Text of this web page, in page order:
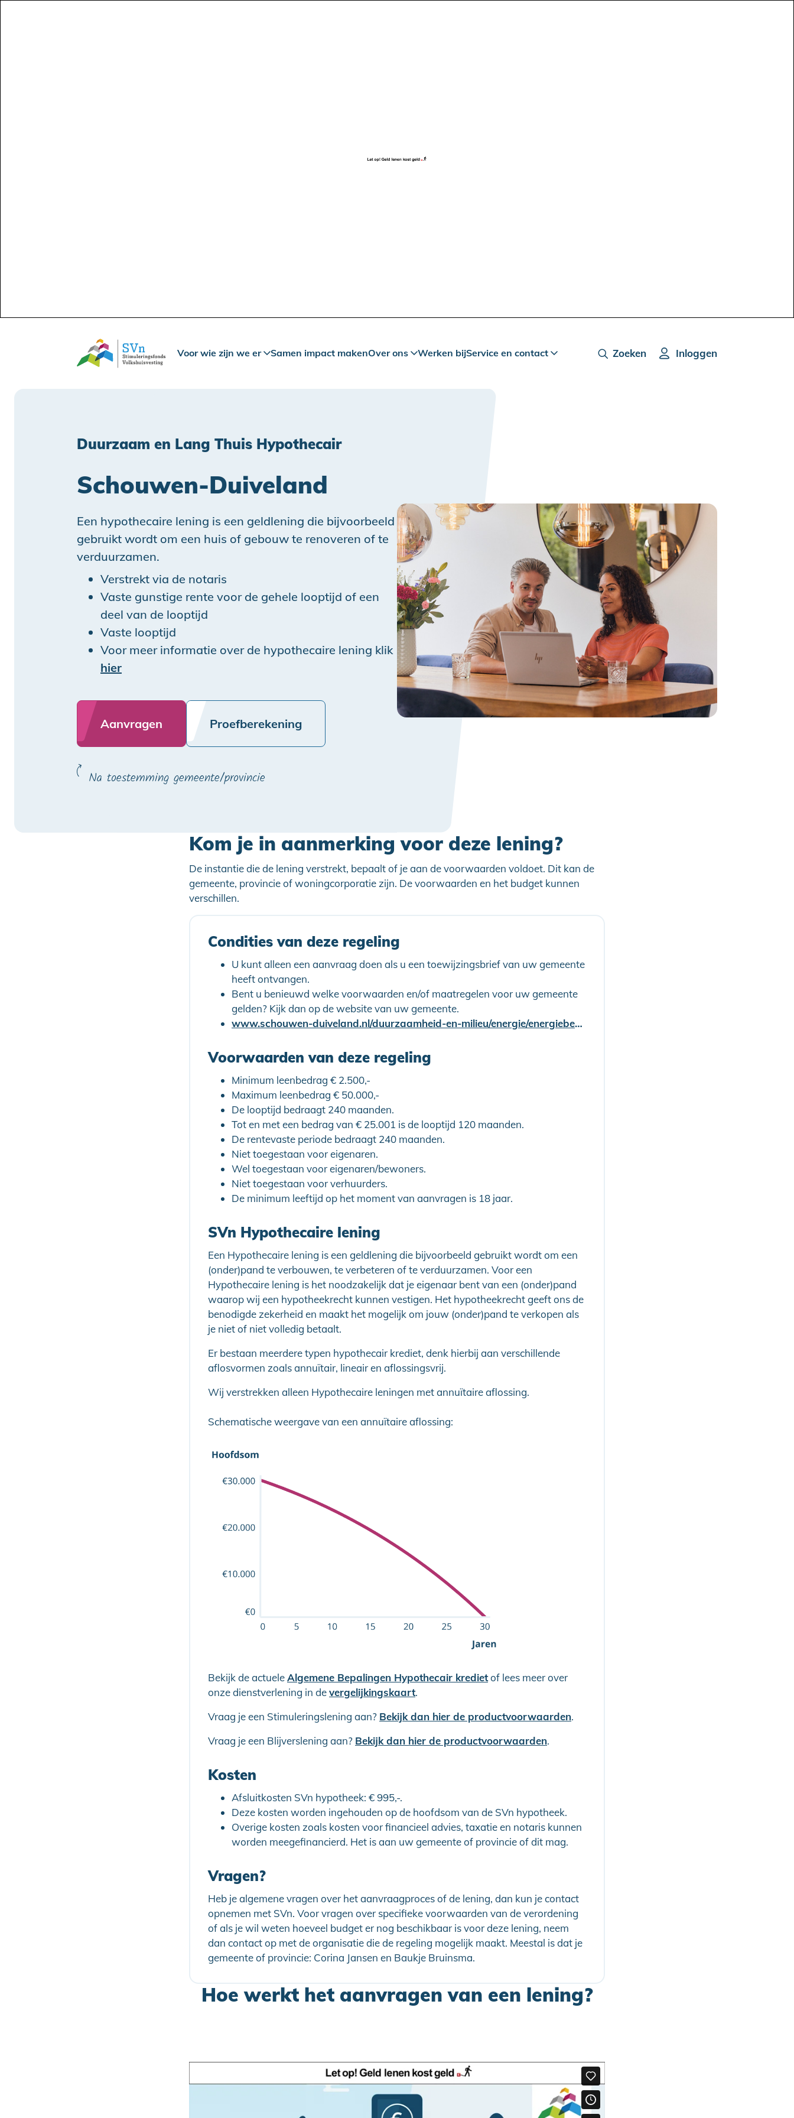
Voor wie zijn we er Samen impact makenOver ons Werken bijService en contact Zoeken Inloggen
Duurzaam en Lang Thuis Hypothecair
Schouwen-Duiveland
Een hypothecaire lening is een geldlening die bijvoorbeeld
gebruikt wordt om een huis of gebouw te renoveren of te
verduurzamen.
Verstrekt via de notaris
Vaste gunstige rente voor de gehele looptijd of een
deel van de looptijd
Vaste looptijd
Voor meer informatie over de hypothecaire lening klik
hier
Aanvragen Proefberekening
Na toestemming gemeente/provincie
Kom je in aanmerking voor deze lening?
De instantie die de lening verstrekt, bepaalt of je aan de voorwaarden voldoet. Dit kan de
gemeente, provincie of woningcorporatie zijn. De voorwaarden en het budget kunnen
verschillen.
Condities van deze regeling
U kunt alleen een aanvraag doen als u een toewijzingsbrief van uw gemeente
heeft ontvangen.
Bent u benieuwd welke voorwaarden en/of maatregelen voor uw gemeente
gelden? Kijk dan op de website van uw gemeente.
www.schouwen-duiveland.nl/duurzaamheid-en-milieu/energie/energiebesparing
Voorwaarden van deze regeling
Minimum leenbedrag € 2.500,-
Maximum leenbedrag € 50.000,-
De looptijd bedraagt 240 maanden.
Tot en met een bedrag van € 25.001 is de looptijd 120 maanden.
De rentevaste periode bedraagt 240 maanden.
Niet toegestaan voor eigenaren.
Wel toegestaan voor eigenaren/bewoners.
Niet toegestaan voor verhuurders.
De minimum leeftijd op het moment van aanvragen is 18 jaar.
SVn Hypothecaire lening
Een Hypothecaire lening is een geldlening die bijvoorbeeld gebruikt wordt om een
(onder)pand te verbouwen, te verbeteren of te verduurzamen. Voor een
Hypothecaire lening is het noodzakelijk dat je eigenaar bent van een (onder)pand
waarop wij een hypotheekrecht kunnen vestigen. Het hypotheekrecht geeft ons de
benodigde zekerheid en maakt het mogelijk om jouw (onder)pand te verkopen als
je niet of niet volledig betaalt.
Er bestaan meerdere typen hypothecair krediet, denk hierbij aan verschillende
aflosvormen zoals annuïtair, lineair en aflossingsvrij.
Wij verstrekken alleen Hypothecaire leningen met annuïtaire aflossing.
Schematische weergave van een annuïtaire aflossing:
Bekijk de actueleAlgemene Bepalingen Hypothecair kredietof lees meer over
onze dienstverlening in devergelijkingskaart.
Vraag je een Stimuleringslening aan? Bekijk dan hier de productvoorwaarden.
Vraag je een Blijverslening aan? Bekijk dan hier de productvoorwaarden.
Kosten
Afsluitkosten SVn hypotheek: € 995,-.
Deze kosten worden ingehouden op de hoofdsom van de SVn hypotheek.
Overige kosten zoals kosten voor financieel advies, taxatie en notaris kunnen
worden meegefinancierd. Het is aan uw gemeente of provincie of dit mag.
Vragen?
Heb je algemene vragen over het aanvraagproces of de lening, dan kun je contact
opnemen met SVn. Voor vragen over specifieke voorwaarden van de verordening
of als je wil weten hoeveel budget er nog beschikbaar is voor deze lening, neem
dan contact op met de organisatie die de regeling mogelijk maakt. Meestal is dat je
gemeente of provincie: Corina Jansen en Baukje Bruinsma.
Hoe werkt het aanvragen van een lening?